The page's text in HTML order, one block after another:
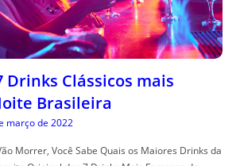
Drinks Clássicos mais
Brasileira
março de 2022
Morrer, Você Sabe Quais os Maiores Drinks da